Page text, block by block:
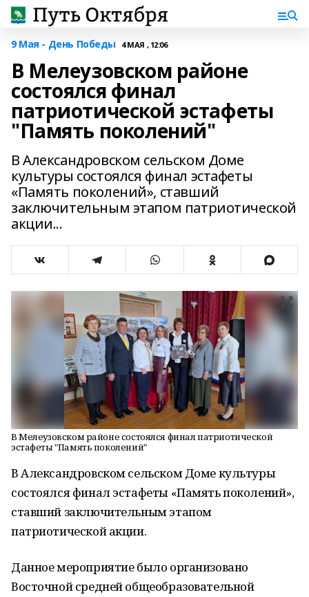
9 Мая - День Победы 4 МАЯ , 12:06
В Мелеузовском районе
состоялся финал
патриотической эстафеты
"Память поколений"
В Александровском сельском Доме
культуры состоялся финал эстафеты
«Память поколений», ставший
заключительным этапом патриотической
акции...
В Мелеузовском районе состоялся финал патриотической
эстафеты "Память поколений"
В Александровском сельском Доме культуры
состоялся финал эстафеты «Память поколений»,
ставший заключительным этапом
патриотической акции.
Данное мероприятие было организовано
Восточной средней общеобразовательной